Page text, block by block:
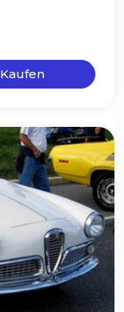
Kaufen